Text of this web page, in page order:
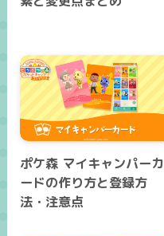
ポケ森 マイキャンパーカ
ードの作り方と登録方
法・注意点